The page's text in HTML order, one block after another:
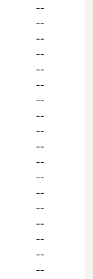
--
--
--
--
--
--
--
--
--
--
--
--
--
--
--
--
--
--